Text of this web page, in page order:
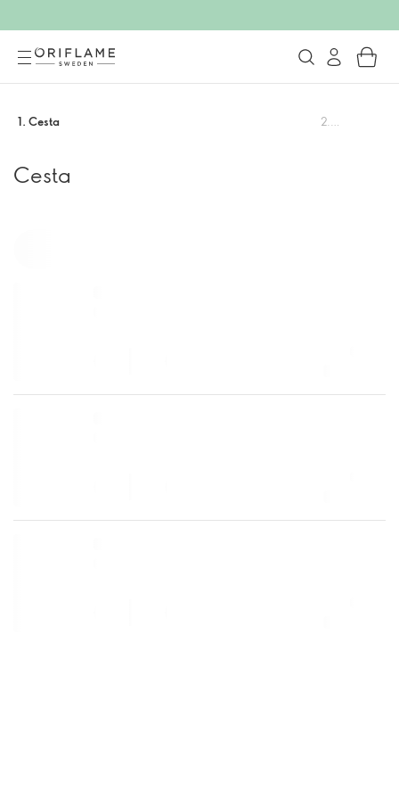
1. Cesta 2.
Cesta